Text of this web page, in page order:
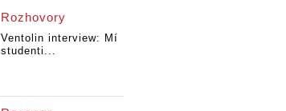
Rozhovory
Ventolin interview: Mí
studenti...